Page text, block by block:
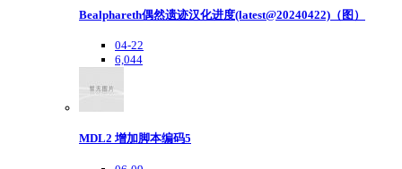
Bealphareth偶然遗迹汉化进度(latest@20240422)（图）
04-22
6,044
MDL2 增加脚本编码5